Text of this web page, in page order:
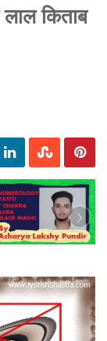
लाल किताब
›